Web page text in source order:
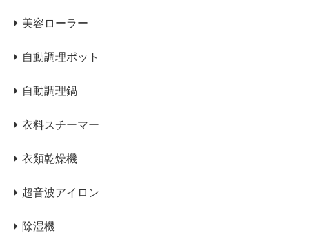
美容ローラー
自動調理ポット
自動調理鍋
衣料スチーマー
衣類乾燥機
超音波アイロン
除湿機